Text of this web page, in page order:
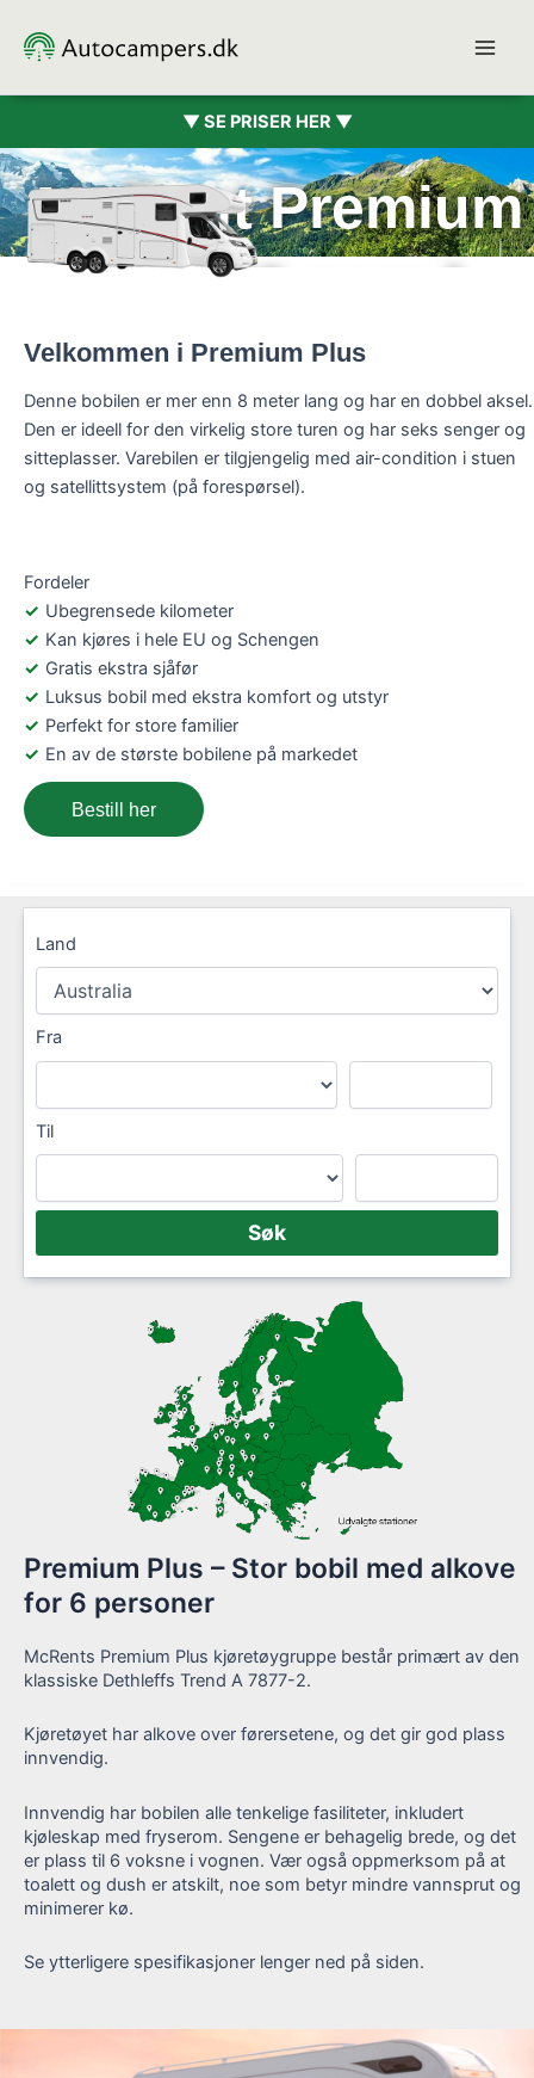
rett
innholdet
▼ SE PRISER HER ▼
McRent Premium
Plus (6 pers.)
Velkommen i Premium Plus
Denne bobilen er mer enn 8 meter lang og har en dobbel aksel.
Den er ideell for den virkelig store turen og har seks senger og
sitteplasser. Varebilen er tilgjengelig med air-condition i stuen
og satellittsystem (på forespørsel).
Fordeler
Ubegrensede kilometer
Kan kjøres i hele EU og Schengen
Gratis ekstra sjåfør
Luksus bobil med ekstra komfort og utstyr
Perfekt for store familier
En av de største bobilene på markedet
Bestill her
Land
Fra
Til
Premium Plus – Stor bobil med alkove
for 6 personer
McRents Premium Plus kjøretøygruppe består primært av den
klassiske Dethleffs Trend A 7877-2.
Kjøretøyet har alkove over førersetene, og det gir god plass
innvendig.
Innvendig har bobilen alle tenkelige fasiliteter, inkludert
kjøleskap med fryserom. Sengene er behagelig brede, og det
er plass til 6 voksne i vognen. Vær også oppmerksom på at
toalett og dush er atskilt, noe som betyr mindre vannsprut og
minimerer kø.
Se ytterligere spesifikasjoner lenger ned på siden.